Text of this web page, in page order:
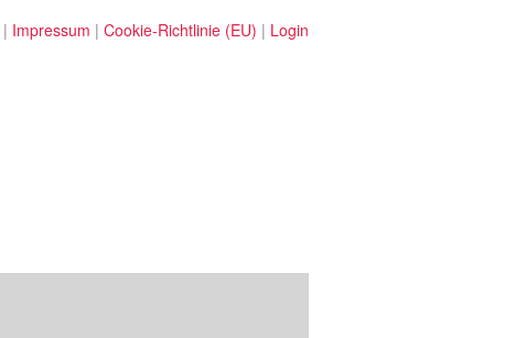
| Impressum | Cookie-Richtlinie (EU) | Login